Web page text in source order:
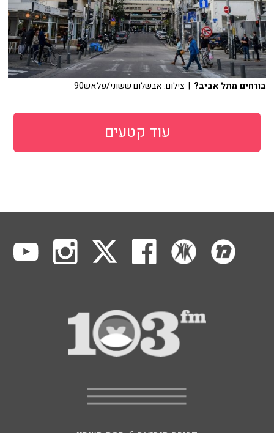
בורחים מתל אביב? | צילום: אבשלום ששוני/פלאש90
עוד קטעים